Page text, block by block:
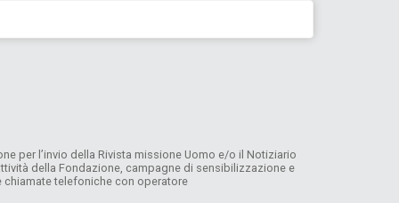
per l’invio della Rivista missione Uomo e/o il Notiziario
della Fondazione, campagne di sensibilizzazione e
chiamate telefoniche con operatore